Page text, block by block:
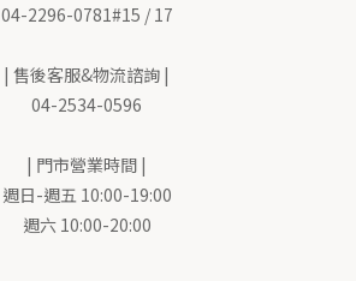
04-2296-0781#15 / 17
| 售後客服&物流諮詢 |
04-2534-0596
| 門市營業時間 |
週日-週五 10:00-19:00
週六 10:00-20:00